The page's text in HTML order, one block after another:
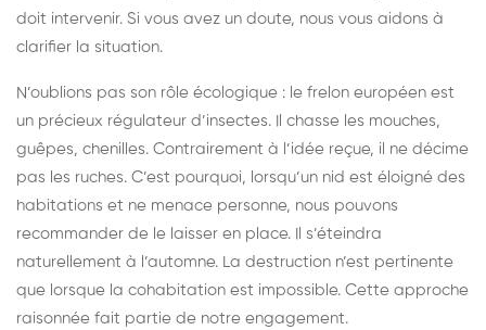
doit intervenir. Si vous avez un doute, nous vous aidons à
clarifier la situation.
N’oublions pas son rôle écologique : le frelon européen est
un précieux régulateur d’insectes. Il chasse les mouches,
guêpes, chenilles. Contrairement à l’idée reçue, il ne décime
pas les ruches. C’est pourquoi, lorsqu’un nid est éloigné des
habitations et ne menace personne, nous pouvons
recommander de le laisser en place. Il s’éteindra
naturellement à l’automne. La destruction n’est pertinente
que lorsque la cohabitation est impossible. Cette approche
raisonnée fait partie de notre engagement.